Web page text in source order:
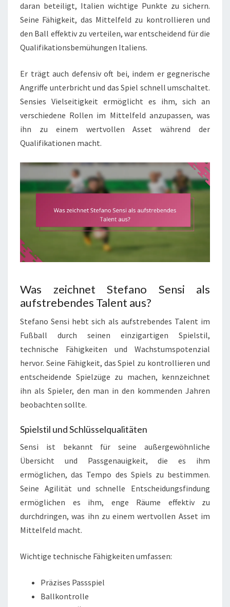
daran beteiligt, Italien wichtige Punkte zu sichern.
Seine Fähigkeit, das Mittelfeld zu kontrollieren und
den Ball effektiv zu verteilen, war entscheidend für die
Qualifikationsbemühungen Italiens.
Er trägt auch defensiv oft bei, indem er gegnerische
Angriffe unterbricht und das Spiel schnell umschaltet.
Sensies Vielseitigkeit ermöglicht es ihm, sich an
verschiedene Rollen im Mittelfeld anzupassen, was
ihn zu einem wertvollen Asset während der
Qualifikationen macht.
Was zeichnet Stefano Sensi als
aufstrebendes Talent aus?
Stefano Sensi hebt sich als aufstrebendes Talent im
Fußball durch seinen einzigartigen Spielstil,
technische Fähigkeiten und Wachstumspotenzial
hervor. Seine Fähigkeit, das Spiel zu kontrollieren und
entscheidende Spielzüge zu machen, kennzeichnet
ihn als Spieler, den man in den kommenden Jahren
beobachten sollte.
Spielstil und Schlüsselqualitäten
Sensi ist bekannt für seine außergewöhnliche
Übersicht und Passgenauigkeit, die es ihm
ermöglichen, das Tempo des Spiels zu bestimmen.
Seine Agilität und schnelle Entscheidungsfindung
ermöglichen es ihm, enge Räume effektiv zu
durchdringen, was ihn zu einem wertvollen Asset im
Mittelfeld macht.
Wichtige technische Fähigkeiten umfassen:
Präzises Passspiel
Ballkontrolle